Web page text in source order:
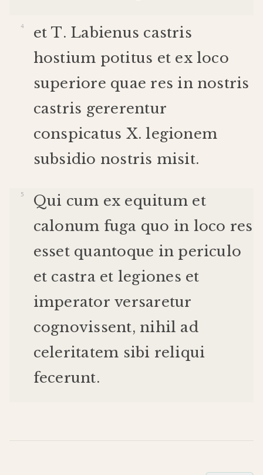
et T. Labienus castris
hostium potitus et ex loco
superiore quae res in nostris
castris gererentur
conspicatus X.legionem
subsidio nostris misit.
Qui cum ex equitum et
calonum fuga quo in loco res
esset quantoque in periculo
et castra et legiones et
imperator versaretur
cognovissent, nihil ad
celeritatem sibi reliqui
fecerunt.